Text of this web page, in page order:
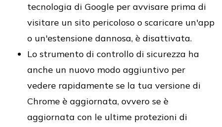
tecnologia di Google per avvisare prima di
visitare un sito pericoloso o scaricare un'app
o un'estensione dannosa, è disattivata.
Lo strumento di controllo di sicurezza ha
anche un nuovo modo aggiuntivo per
vedere rapidamente se la tua versione di
Chrome è aggiornata, ovvero se è
aggiornata con le ultime protezioni di